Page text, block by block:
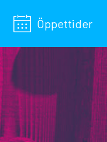
Öppettider